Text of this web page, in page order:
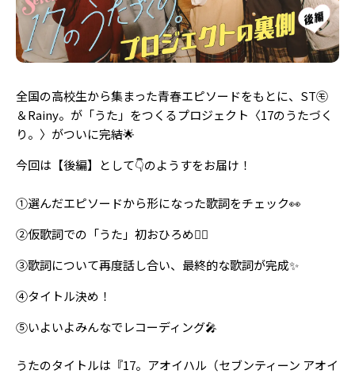
バックナンバー
INFORMATION
Seventeenについて
Follow us
全国の高校生から集まった青春エピソードをもとに、ST㋲
＆Rainy。が「うた」をつくるプロジェクト〈17のうたづく
り。〉がついに完結🌟
今回は【後編】として👇のようすをお届け！
①選んだエピソードから形になった歌詞をチェック👀
②仮歌詞での「うた」初おひろめ❤️‍🔥
③歌詞について再度話し合い、最終的な歌詞が完成✨
④タイトル決め！
⑤いよいよみんなでレコーディング🎤
うたのタイトルは『17。アオイハル（セブンティーン アオイ